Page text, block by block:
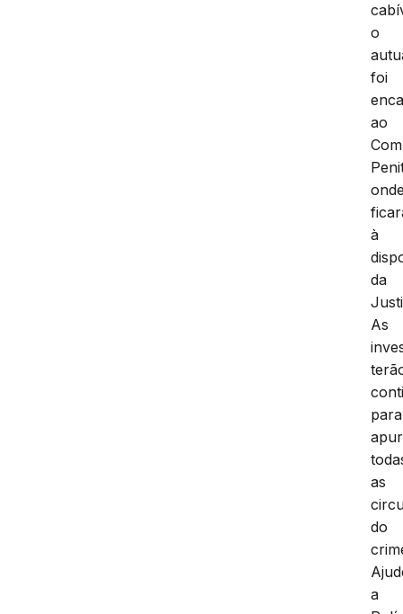
o
foi
ao
à
da
As
para
as
do
a